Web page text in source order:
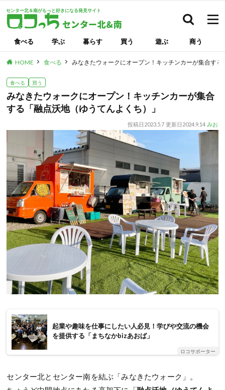
センター北＆南がもっと好きになる発見サイト
食べる 学ぶ 暮らす 買う 遊ぶ 商う
HOME 食べる みなきたウォークにオープン！キッチンカーが集合す
食べる 買う
みなきたウォークにオープン！キッチンカーが集合
する「融点沃地（ゆうてんよくち）」
投稿日 2023.5.7 更新日 2024.9.14 みお
起業や趣味を仕事にしたい人必見！学びや交流の機会
を提供する「まちなかbizあおば」
ロコサポーター
センター北とセンター南を結ぶ「みなきたウォーク」。